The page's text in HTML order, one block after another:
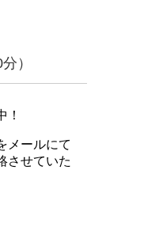
）
！
メールにて
させていた